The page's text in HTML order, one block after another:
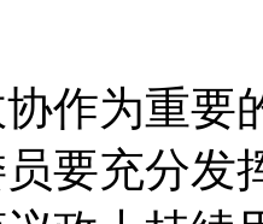
作为重要
要充分发